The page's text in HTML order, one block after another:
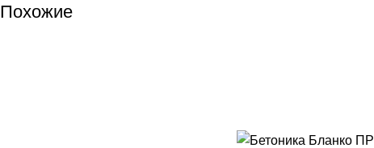
Похожие